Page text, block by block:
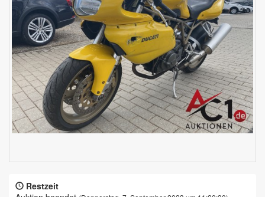
Restzeit